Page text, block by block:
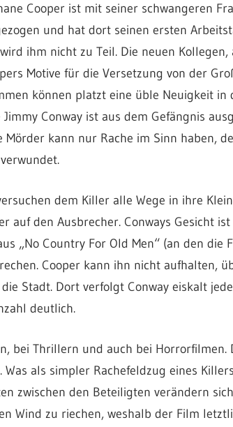
Cooper ist mit seiner schwangeren
und hat dort seinen ersten
ihm nicht zu Teil. Die neuen
Motive für die Versetzung von der
können platzt eine üble Neuigkeit in
Conway ist aus dem Gefängnis
kann nur Rache im Sinn haben,
dem Killer alle Wege in ihre
auf den Ausbrecher. Conways Gesicht
„No Country For Old Men“ (an den die
Cooper kann ihn nicht aufhalten,
Stadt. Dort verfolgt Conway eiskalt
deutlich.
bei Thrillern und auch bei Horrorfilmen.
als simpler Rachefeldzug eines
zwischen den Beteiligten verändern
Wind zu riechen, weshalb der Film